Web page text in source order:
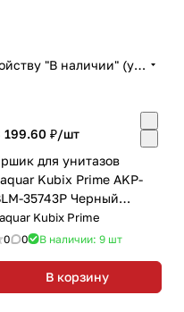
По свойству "В наличии" (убывание)
199.60 ₽/шт
для унитазов
Kubix Prime AKP-
35743P Черный
Kubix Prime
0 0 В наличии: 9 шт
В корзину